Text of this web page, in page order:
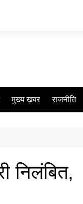
मुख्य ख़बर राजनीति
निलंबित,